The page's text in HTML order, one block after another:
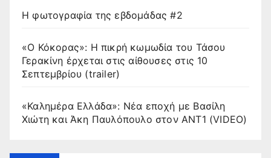
Η φωτογραφία της εβδομάδας #2
«Ο Κόκορας»: Η πικρή κωμωδία του Τάσου
Γερακίνη έρχεται στις αίθουσες στις 10
Σεπτεμβρίου (trailer)
«Καλημέρα Ελλάδα»: Νέα εποχή με Βασίλη
Χιώτη και Άκη Παυλόπουλο στον ΑΝΤ1 (VIDEO)